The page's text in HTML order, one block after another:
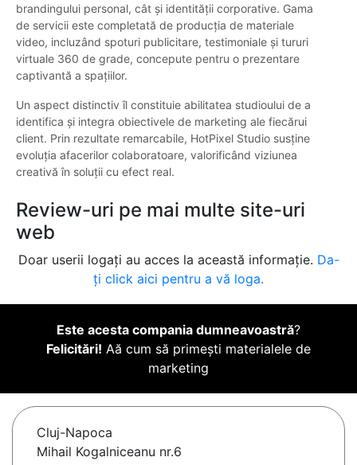
brandingului personal, cât și identității corporative. Gama
de servicii este completată de producția de materiale
video, incluzând spoturi publicitare, testimoniale și tururi
virtuale 360 de grade, concepute pentru o prezentare
captivantă a spațiilor.
Un aspect distinctiv îl constituie abilitatea studioului de a
identifica și integra obiectivele de marketing ale fiecărui
client. Prin rezultate remarcabile, HotPixel Studio susține
evoluția afacerilor colaboratoare, valorificând viziunea
creativă în soluții cu efect real.
Review-uri pe mai multe site-uri
web
Doar userii logați au acces la această informație. Da-
ți click aici pentru a vă loga.
Este acesta compania dumneavoastră?
Felicitări! Aă cum să primești materialele de
marketing
Cluj-Napoca
Mihail Kogalniceanu nr.6